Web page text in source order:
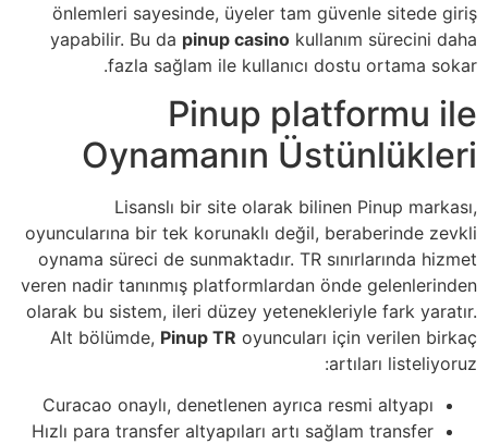
önlemleri sayesinde, üyeler tam güvenle sitede giriş
yapabilir. Bu da pinup casino kullanım sürecini daha
fazla sağlam ile kullanıcı dostu ortama sokar.
Pinup platformu ile
Oynamanın Üstünlükleri
Lisanslı bir site olarak bilinen Pinup markası,
oyuncularına bir tek korunaklı değil, beraberinde zevkli
oynama süreci de sunmaktadır. TR sınırlarında hizmet
veren nadir tanınmış platformlardan önde gelenlerinden
olarak bu sistem, ileri düzey yetenekleriyle fark yaratır.
Alt bölümde, Pinup TR oyuncuları için verilen birkaç
artıları listeliyoruz:
Curacao onaylı, denetlenen ayrıca resmi altyapı
Hızlı para transfer altyapıları artı sağlam transfer